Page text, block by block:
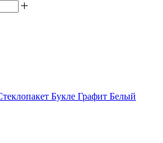
Букле Графит Белый